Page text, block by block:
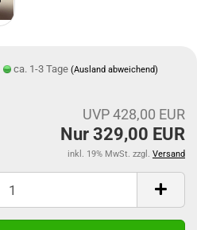
ca. 1-3 Tage(Ausland abweichend)
UVP 428,00 EUR
Nur 329,00 EUR
inkl. 19% MwSt. zzgl. Versand